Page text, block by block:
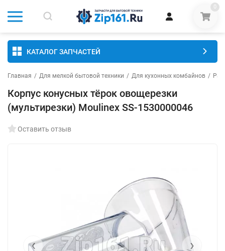
0
КАТАЛОГ ЗАПЧАСТЕЙ
Главная / Для мелкой бытовой техники / Для кухонных комбайнов /
Корпус конусных тёрок овощерезки
(мультирезки) Moulinex SS-1530000046
Оставить отзыв
‹ ›